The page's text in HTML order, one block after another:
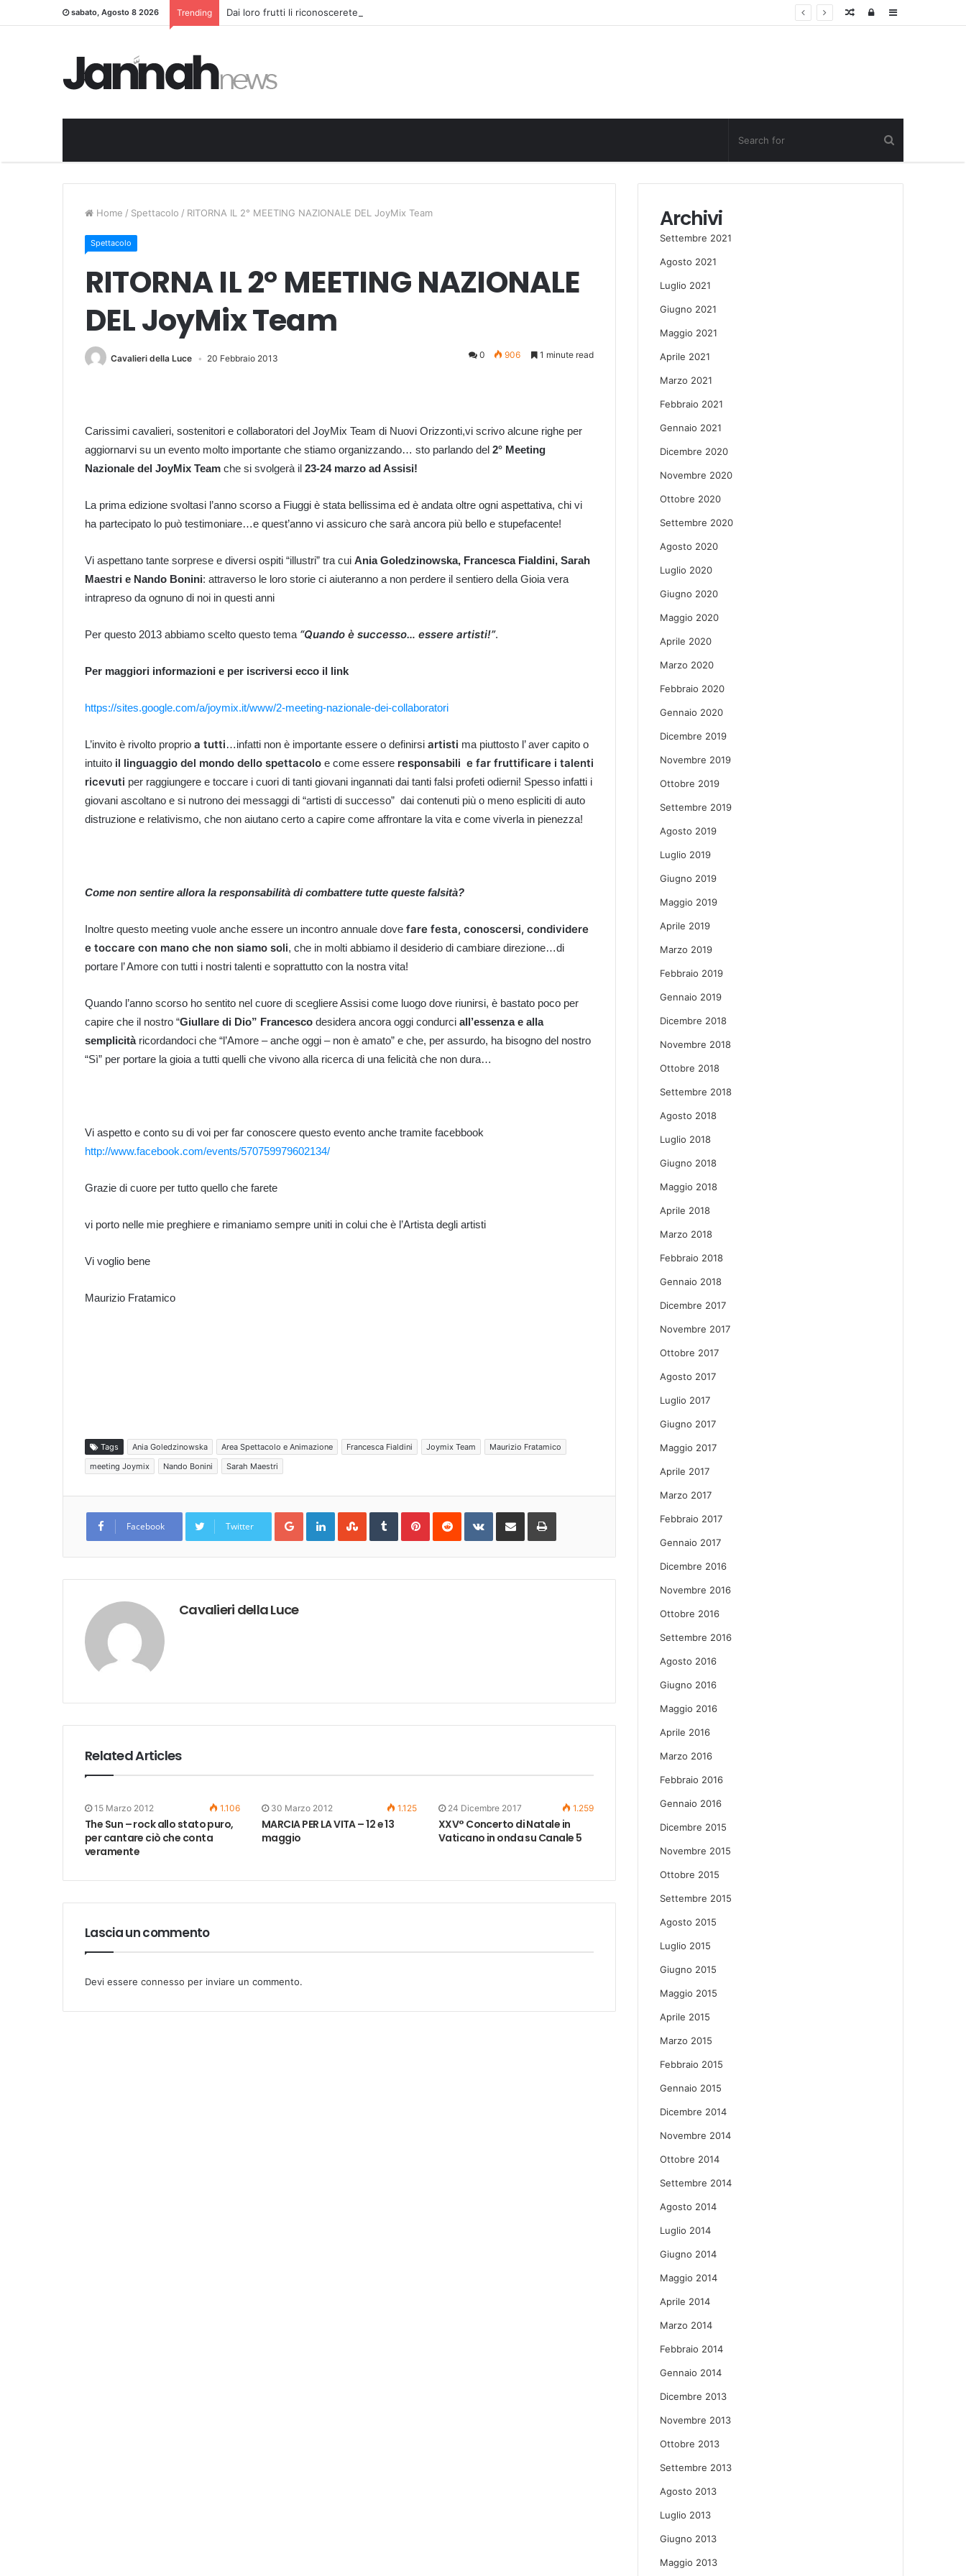
sabato, Agosto 8 2026 Trending Dai loro frutti li riconoscerete Sidebar
Log
Random
Home / Spettacolo / RITORNA IL 2° MEETING NAZIONALE DEL JoyMix Team
Spettacolo
RITORNA IL 2° MEETING NAZIONALE
DEL JoyMix Team
Cavalieri della Luce 20 Febbraio 2013 0 906 1 minute read
Carissimi cavalieri, sostenitori e collaboratori del JoyMix Team di Nuovi Orizzonti,vi scrivo alcune righe per
aggiornarvi su un evento molto importante che stiamo organizzando… sto parlando del 2° Meeting
Nazionale del JoyMix Team che si svolgerà il 23-24 marzo ad Assisi!
La prima edizione svoltasi l’anno scorso a Fiuggi è stata bellissima ed è andata oltre ogni aspettativa, chi vi
ha partecipato lo può testimoniare…e quest’anno vi assicuro che sarà ancora più bello e stupefacente!
Vi aspettano tante sorprese e diversi ospiti “illustri” tra cui Ania Goledzinowska, Francesca Fialdini, Sarah
Maestri e Nando Bonini: attraverso le loro storie ci aiuteranno a non perdere il sentiero della Gioia vera
intrapreso da ognuno di noi in questi anni
Per questo 2013 abbiamo scelto questo tema “Quando è successo… essere artisti!”.
Per maggiori informazioni e per iscriversi ecco il link
https://sites.google.com/a/joymix.it/www/2-meeting-nazionale-dei-collaboratori
L’invito è rivolto proprio a tutti…infatti non è importante essere o definirsi artisti ma piuttosto l’ aver capito o
intuito il linguaggio del mondo dello spettacolo e come essere responsabili e far fruttificare i talenti
ricevuti per raggiungere e toccare i cuori di tanti giovani ingannati dai tanti falsi profeti odierni! Spesso infatti i
giovani ascoltano e si nutrono dei messaggi di “artisti di successo” dai contenuti più o meno espliciti di auto
distruzione e relativismo, che non aiutano certo a capire come affrontare la vita e come viverla in pienezza!
Come non sentire allora la responsabilità di combattere tutte queste falsità?
Inoltre questo meeting vuole anche essere un incontro annuale dove fare festa, conoscersi, condividere
e toccare con mano che non siamo soli, che in molti abbiamo il desiderio di cambiare direzione…di
portare l’ Amore con tutti i nostri talenti e soprattutto con la nostra vita!
Quando l’anno scorso ho sentito nel cuore di scegliere Assisi come luogo dove riunirsi, è bastato poco per
capire che il nostro “Giullare di Dio” Francesco desidera ancora oggi condurci all’essenza e alla
semplicitàricordandoci che “l’Amore – anche oggi – non è amato” e che, per assurdo, ha bisogno del nostro
“Sì” per portare la gioia a tutti quelli che vivono alla ricerca di una felicità che non dura…
Vi aspetto e conto su di voi per far conoscere questo evento anche tramite facebbook
http://www.facebook.com/events/570759979602134/
Grazie di cuore per tutto quello che farete
vi porto nelle mie preghiere e rimaniamo sempre uniti in colui che è l’Artista degli artisti
Vi voglio bene
Maurizio Fratamico
Tags Ania Goledzinowska Area Spettacolo e Animazione Francesca Fialdini Joymix Team
Maurizio Fratamico
meeting Joymix
Nando Bonini Sarah Maestri
Facebook Twitter
Google+LinkedInStumbleUpon
TumblrPinterestReddit VKontakteShare
Email
Print
Cavalieri della Luce
Related Articles
15 Marzo 2012 1.106
The Sun – rock allo stato puro,
per cantare ciò che conta
veramente
30 Marzo 2012 1.125
MARCIA PER LA VITA – 12 e 13
maggio
24 Dicembre 2017 1.259
XXV° Concerto di Natale in
Vaticano in onda su Canale 5
Lascia un commento
Devi essere connesso per inviare un commento.
Archivi
Settembre 2021
Agosto 2021
Luglio 2021
Giugno 2021
Maggio 2021
Aprile 2021
Marzo 2021
Febbraio 2021
Gennaio 2021
Dicembre 2020
Novembre 2020
Ottobre 2020
Settembre 2020
Agosto 2020
Luglio 2020
Giugno 2020
Maggio 2020
Aprile 2020
Marzo 2020
Febbraio 2020
Gennaio 2020
Dicembre 2019
Novembre 2019
Ottobre 2019
Settembre 2019
Agosto 2019
Luglio 2019
Giugno 2019
Maggio 2019
Aprile 2019
Marzo 2019
Febbraio 2019
Gennaio 2019
Dicembre 2018
Novembre 2018
Ottobre 2018
Settembre 2018
Agosto 2018
Luglio 2018
Giugno 2018
Maggio 2018
Aprile 2018
Marzo 2018
Febbraio 2018
Gennaio 2018
Dicembre 2017
Novembre 2017
Ottobre 2017
Agosto 2017
Luglio 2017
Giugno 2017
Maggio 2017
Aprile 2017
Marzo 2017
Febbraio 2017
Gennaio 2017
Dicembre 2016
Novembre 2016
Ottobre 2016
Settembre 2016
Agosto 2016
Giugno 2016
Maggio 2016
Aprile 2016
Marzo 2016
Febbraio 2016
Gennaio 2016
Dicembre 2015
Novembre 2015
Ottobre 2015
Settembre 2015
Agosto 2015
Luglio 2015
Giugno 2015
Maggio 2015
Aprile 2015
Marzo 2015
Febbraio 2015
Gennaio 2015
Dicembre 2014
Novembre 2014
Ottobre 2014
Settembre 2014
Agosto 2014
Luglio 2014
Giugno 2014
Maggio 2014
Aprile 2014
Marzo 2014
Febbraio 2014
Gennaio 2014
Dicembre 2013
Novembre 2013
Ottobre 2013
Settembre 2013
Agosto 2013
Luglio 2013
Giugno 2013
Maggio 2013